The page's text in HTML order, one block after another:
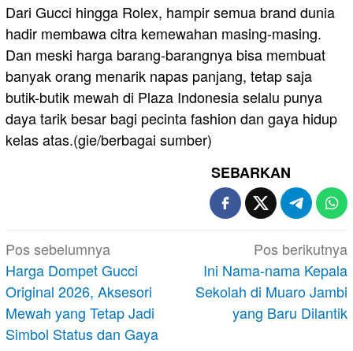
Dari Gucci hingga Rolex, hampir semua brand dunia
hadir membawa citra kemewahan masing-masing.
Dan meski harga barang-barangnya bisa membuat
banyak orang menarik napas panjang, tetap saja
butik-butik mewah di Plaza Indonesia selalu punya
daya tarik besar bagi pecinta fashion dan gaya hidup
kelas atas.(gie/berbagai sumber)
SEBARKAN
Navigasi
pos
Pos sebelumnya
Harga Dompet Gucci
Original 2026, Aksesori
Mewah yang Tetap Jadi
Simbol Status dan Gaya
Pos berikutnya
Ini Nama-nama Kepala
Sekolah di Muaro Jambi
yang Baru Dilantik